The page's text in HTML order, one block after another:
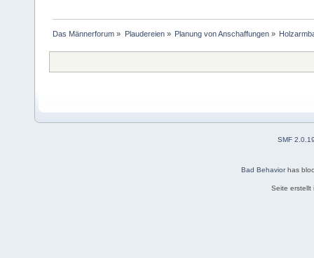
Das Männerforum » Plaudereien» Planung von Anschaffungen»
SMF
Bad Behaviorhas
Seite erstellt